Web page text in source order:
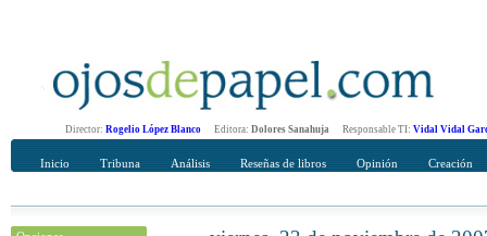
Director: Rogelio López Blanco Editora: Dolores Sanahuja Responsable TI: Vidal Vidal
Inicio Tribuna Análisis Reseñas de libros Opinión Creación